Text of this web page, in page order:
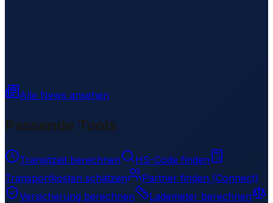
Alle News ansehen
Passende Tools
Transitzeit berechnen
HS-Code finden
Transportkosten schätzen
Partner finden (Connect)
Versicherung berechnen
Lademeter berechnen